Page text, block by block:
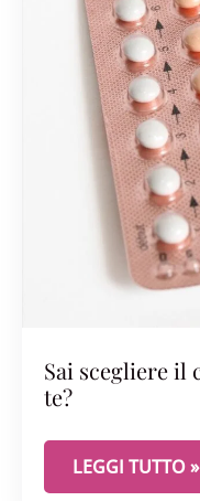
Sai scegliere il
te?
SAI
LEGGI TUTTO »